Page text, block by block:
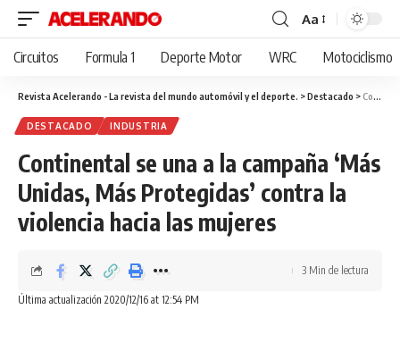
Cambiar
tamaño
fuente
Aa
Circuitos Formula 1 Deporte Motor WRC Motociclismo
Revista Acelerando - La revista del mundo automóvil y el deporte. >Destacado >Continental se una a la campaña ‘Más Unidas, Más Protegidas’ contra la violencia hacia las mujeres
DESTACADO INDUSTRIA
Continental se una a la campaña ‘Más
Unidas, Más Protegidas’ contra la
violencia hacia las mujeres
Última actualización 2020/12/16 at 12:54 PM
3 Min de lectura